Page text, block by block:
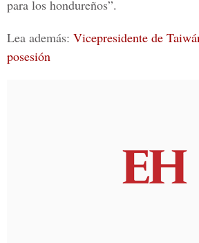
para los hondureños”.
Lea además: Vicepresidente de
posesión